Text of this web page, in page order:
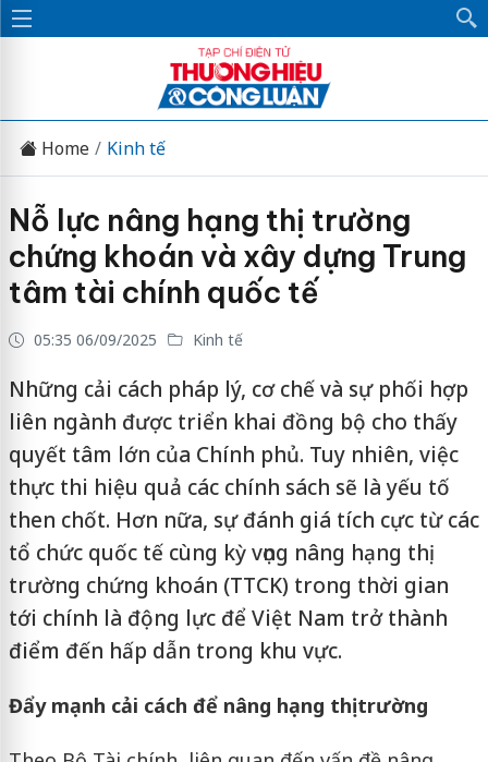
Home Kinh tế
Nỗ lực nâng hạng thị trường
chứng khoán và xây dựng Trung
tâm tài chính quốc tế
05:35 06/09/2025 Kinh tế
Những cải cách pháp lý, cơ chế và sự phối hợp
liên ngành được triển khai đồng bộ cho thấy
quyết tâm lớn của Chính phủ. Tuy nhiên, việc
thực thi hiệu quả các chính sách sẽ là yếu tố
then chốt. Hơn nữa, sự đánh giá tích cực từ các
tổ chức quốc tế cùng kỳ vọng nâng hạng thị
trường chứng khoán (TTCK) trong thời gian
tới chính là động lực để Việt Nam trở thành
điểm đến hấp dẫn trong khu vực.
Đẩy mạnh cải cách để nâng hạng thị trường